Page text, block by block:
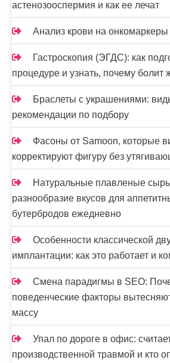
я
м
астенозооспермия и как ее лечат
Анализ крови на онкомаркеры
Гастроскопия (ЭГДС): как
процедуре и узнать, почему болит
Браслеты с украшениями:
рекомендации по подбору
Фасоны от Samoon, которые
корректируют фигуру без
Натуральные плавленые
разнообразие вкусов для
бутербродов ежедневно
Особенности классической
имплантации: как это работает и
Смена парадигмы в SEO:
поведенческие факторы
массу
Упал по дороге в офис:
производственной травмой и кто